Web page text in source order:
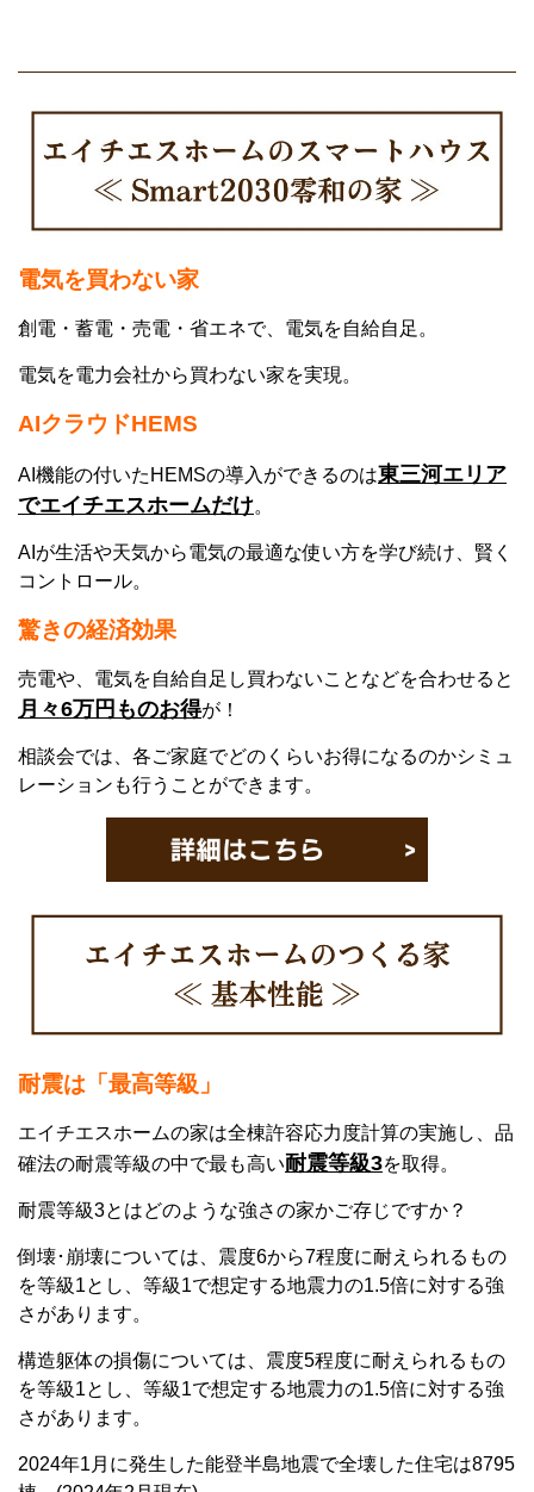
電気を買わない家
創電・蓄電・売電・省エネで、電気を自給自足。
電気を電力会社から買わない家を実現。
AIクラウドHEMS
AI機能の付いたHEMSの導入ができるのは東三河エリア
でエイチエスホームだけ。
AIが生活や天気から電気の最適な使い方を学び続け、賢く
コントロール。
驚きの経済効果
売電や、電気を自給自足し買わないことなどを合わせると
月々6万円ものお得が！
相談会では、各ご家庭でどのくらいお得になるのかシミュ
レーションも行うことができます。
耐震は「最高等級」
エイチエスホームの家は全棟許容応力度計算の実施し、品
確法の耐震等級の中で最も高い耐震等級3を取得。
耐震等級3とはどのような強さの家かご存じですか？
倒壊･崩壊については、震度6から7程度に耐えられるもの
を等級1とし、等級1で想定する地震力の1.5倍に対する強
さがあります。
構造躯体の損傷については、震度5程度に耐えられるもの
を等級1とし、等級1で想定する地震力の1.5倍に対する強
さがあります。
2024年1月に発生した能登半島地震で全壊した住宅は8795